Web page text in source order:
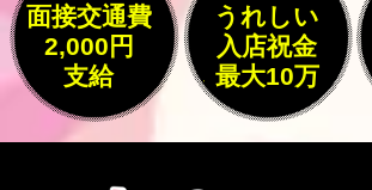
面接交通費
2,000円
支給
うれしい
入店祝金
最大10万